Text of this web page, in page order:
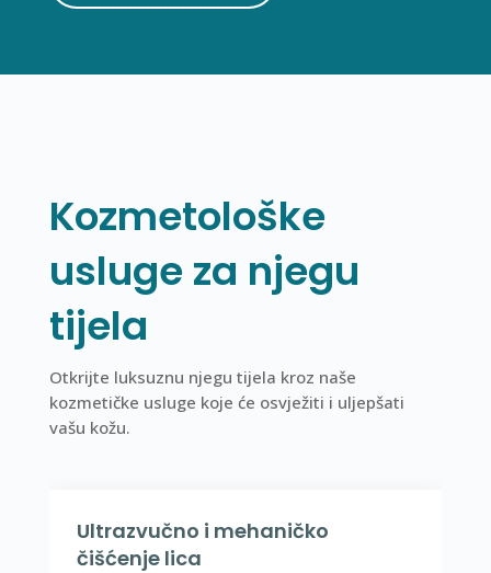
Kozmetološke
usluge za njegu
tijela
Otkrijte luksuznu njegu tijela kroz naše
kozmetičke usluge koje će osvježiti i uljepšati
vašu kožu.
Ultrazvučno i mehaničko
čišćenje lica